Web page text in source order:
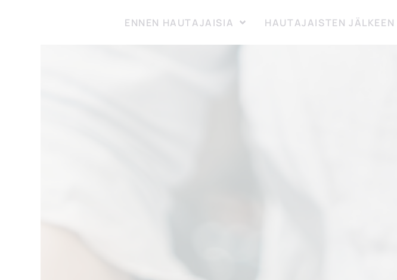
ENNEN HAUTAJAISIA HAUTAJAISTEN JÄLKEEN